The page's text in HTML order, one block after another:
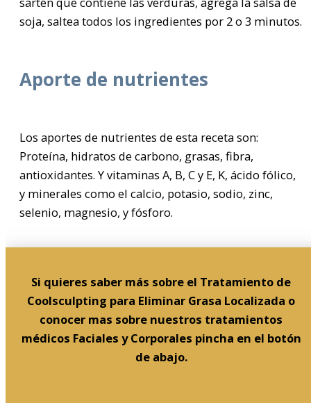
soja, saltea todos los ingredientes por 2 o 3 minutos.
Aporte de nutrientes
Los aportes de nutrientes de esta receta son:
Proteína, hidratos de carbono, grasas, fibra,
antioxidantes. Y vitaminas A, B, C y E, K, ácido fólico,
y minerales como el calcio, potasio, sodio, zinc,
selenio, magnesio, y fósforo.
Si quieres saber más sobre el Tratamiento de
Coolsculpting para Eliminar Grasa Localizada o
conocer mas sobre nuestros tratamientos
médicos Faciales y Corporales pincha en el botón
de abajo.